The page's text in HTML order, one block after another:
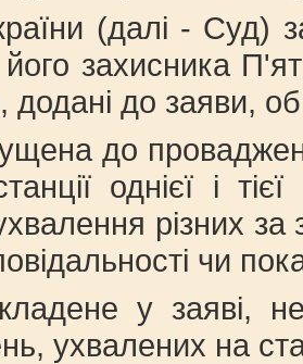
(далі - Суд)
захисника
до заяви,
до
однієї і
різних
чи
у заяві,
ухвалених на